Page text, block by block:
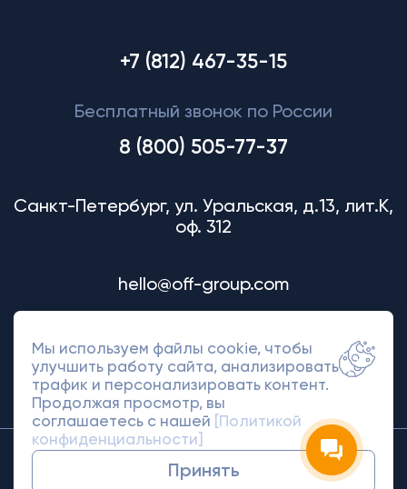
+7 (812) 467-35-15
Бесплатный звонок по России
8 (800) 505-77-37
Санкт-Петербург, ул. Уральская, д.13, лит.К,
оф. 312
hello@off-group.com
© 2018-2026 Off Group. Товарный знак
Мы используем файлы cookie, чтобы
улучшить работу сайта, анализировать
трафик и персонализировать контент.
Продолжая просмотр, вы
соглашаетесь с нашей
[Политикой
конфиденциальности]
Принять